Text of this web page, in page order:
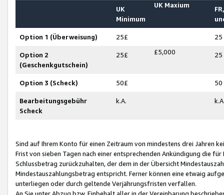
UK
Minimum
UK Maxium
Option 1 (Überweisung) 25£ 25
Option 2
(Geschenkgutschein)
25£ £5,000 25
Option 3 (Scheck) 50£ 50
Bearbeitungsgebühr
Scheck
k.A.
Sind auf Ihrem Konto für einen Zeitraum von mindestens drei Jahren
Frist von sieben Tagen nach einer entsprechenden Ankündigung die
Schlussbetrag zurückzuhalten, der dem in der Übersicht
Mindestauszahlungsbetrag entspricht. Ferner können eine etwaig
unterliegen oder durch geltende Verjährungsfristen verfallen.
An Sie unter Abzug bzw. Einbehalt aller in der Vereinbarung